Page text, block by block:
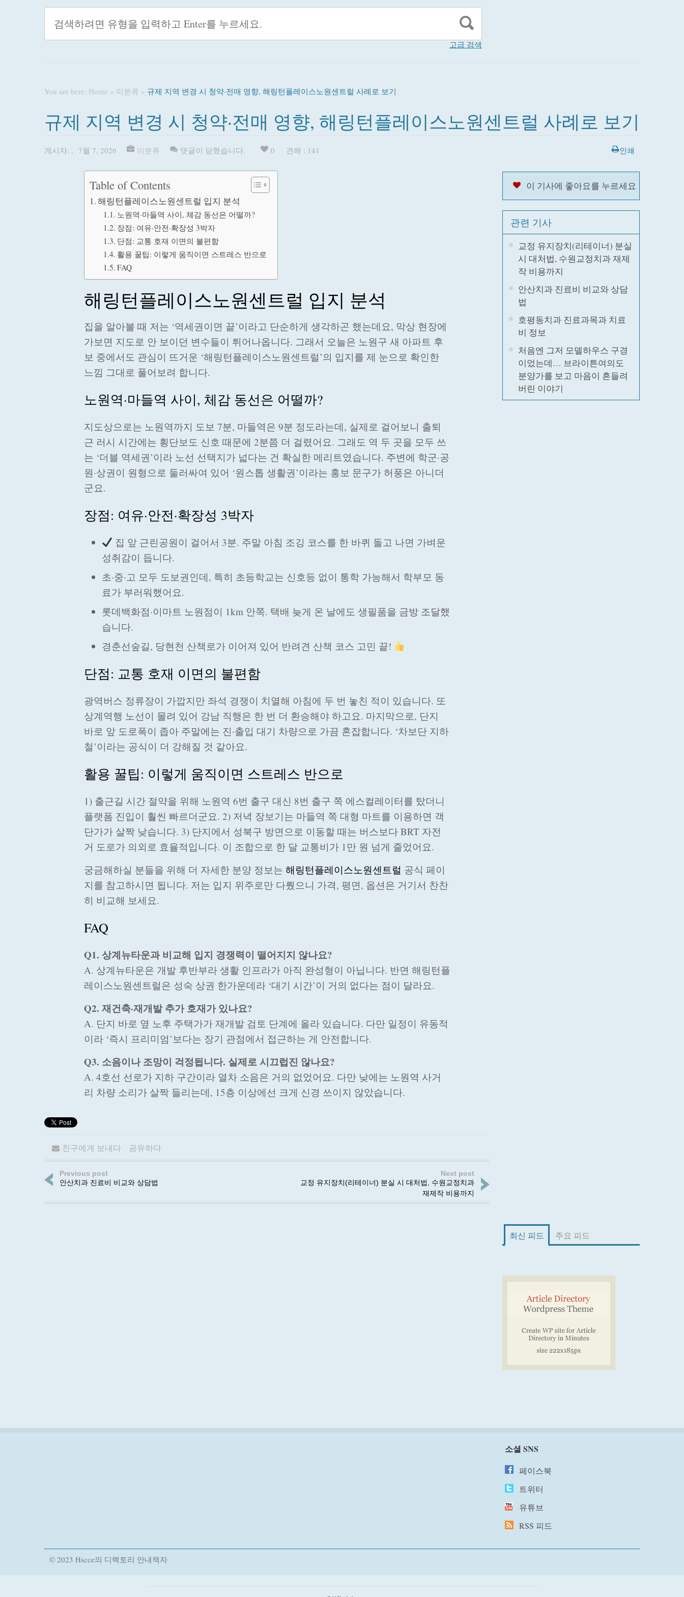
고급 검색
You are here: Home » 미분류 » 규제 지역 변경 시 청약·전매 영향, 해링턴플레이스노원센트럴 사례로 보기
규제 지역 변경 시 청약·전매 영향, 해링턴플레이스노원센트럴 사례로 보기
게시자: , 7월 7, 2026 미분류 댓글이 닫혔습니다. 0 견해 : 141 인쇄
Table of Contents
해링턴플레이스노원센트럴 입지 분석
노원역·마들역 사이, 체감 동선은 어떨까?
장점: 여유·안전·확장성 3박자
단점: 교통 호재 이면의 불편함
활용 꿀팁: 이렇게 움직이면 스트레스 반으로
FAQ
해링턴플레이스노원센트럴 입지 분석
집을 알아볼 때 저는 ‘역세권이면 끝’이라고 단순하게 생각하곤 했는데요, 막상 현장에
가보면 지도로 안 보이던 변수들이 튀어나옵니다. 그래서 오늘은 노원구 새 아파트 후
보 중에서도 관심이 뜨거운 ‘해링턴플레이스노원센트럴’의 입지를 제 눈으로 확인한
느낌 그대로 풀어보려 합니다.
노원역·마들역 사이, 체감 동선은 어떨까?
지도상으로는 노원역까지 도보 7분, 마들역은 9분 정도라는데, 실제로 걸어보니 출퇴
근 러시 시간에는 횡단보도 신호 때문에 2분쯤 더 걸렸어요. 그래도 역 두 곳을 모두 쓰
는 ‘더블 역세권’이라 노선 선택지가 넓다는 건 확실한 메리트였습니다. 주변에 학군·공
원·상권이 원형으로 둘러싸여 있어 ‘원스톱 생활권’이라는 홍보 문구가 허풍은 아니더
군요.
장점: 여유·안전·확장성 3박자
집 앞 근린공원이 걸어서 3분. 주말 아침 조깅 코스를 한 바퀴 돌고 나면 가벼운
성취감이 듭니다.
초·중·고 모두 도보권인데, 특히 초등학교는 신호등 없이 통학 가능해서 학부모 동
료가 부러워했어요.
롯데백화점·이마트 노원점이 1km 안쪽. 택배 늦게 온 날에도 생필품을 금방 조달했
습니다.
경춘선숲길, 당현천 산책로가 이어져 있어 반려견 산책 코스 고민 끝!
단점: 교통 호재 이면의 불편함
광역버스 정류장이 가깝지만 좌석 경쟁이 치열해 아침에 두 번 놓친 적이 있습니다. 또
상계역행 노선이 몰려 있어 강남 직행은 한 번 더 환승해야 하고요. 마지막으로, 단지
바로 앞 도로폭이 좁아 주말에는 진·출입 대기 차량으로 가끔 혼잡합니다. ‘차보단 지하
철’이라는 공식이 더 강해질 것 같아요.
활용 꿀팁: 이렇게 움직이면 스트레스 반으로
1) 출근길 시간 절약을 위해 노원역 6번 출구 대신 8번 출구 쪽 에스컬레이터를 탔더니
플랫폼 진입이 훨씬 빠르더군요. 2) 저녁 장보기는 마들역 쪽 대형 마트를 이용하면 객
단가가 살짝 낮습니다. 3) 단지에서 성북구 방면으로 이동할 때는 버스보다 BRT 자전
거 도로가 의외로 효율적입니다. 이 조합으로 한 달 교통비가 1만 원 넘게 줄었어요.
궁금해하실 분들을 위해 더 자세한 분양 정보는 해링턴플레이스노원센트럴 공식 페이
지를 참고하시면 됩니다. 저는 입지 위주로만 다뤘으니 가격, 평면, 옵션은 거기서 찬찬
히 비교해 보세요.
FAQ
Q1. 상계뉴타운과 비교해 입지 경쟁력이 떨어지지 않나요?
A. 상계뉴타운은 개발 후반부라 생활 인프라가 아직 완성형이 아닙니다. 반면 해링턴플
레이스노원센트럴은 성숙 상권 한가운데라 ‘대기 시간’이 거의 없다는 점이 달라요.
Q2. 재건축·재개발 추가 호재가 있나요?
A. 단지 바로 옆 노후 주택가가 재개발 검토 단계에 올라 있습니다. 다만 일정이 유동적
이라 ‘즉시 프리미엄’보다는 장기 관점에서 접근하는 게 안전합니다.
Q3. 소음이나 조망이 걱정됩니다. 실제로 시끄럽진 않나요?
A. 4호선 선로가 지하 구간이라 열차 소음은 거의 없었어요. 다만 낮에는 노원역 사거
리 차량 소리가 살짝 들리는데, 15층 이상에선 크게 신경 쓰이지 않았습니다.
친구에게 보내다 공유하다
Previous post
안산치과 진료비 비교와 상담법
Next post
교정 유지장치(리테이너) 분실 시 대처법, 수원교정치과
재제작 비용까지
이 기사에 좋아요를 누르세요
관련 기사
교정 유지장치(리테이너) 분실
시 대처법, 수원교정치과 재제
작 비용까지
안산치과 진료비 비교와 상담
법
호평동치과 진료과목과 치료
비 정보
처음엔 그저 모델하우스 구경
이었는데… 브라이튼여의도
분양가를 보고 마음이 흔들려
버린 이야기
최신 피드 주요 피드
소셜 SNS
페이스북
트위터
유튜브
RSS 피드
© 2023 Hscce의 디렉토리 안내책자